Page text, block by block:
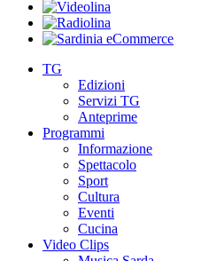
TG
Edizioni
Servizi TG
Anteprime
Programmi
Informazione
Spettacolo
Sport
Cultura
Eventi
Cucina
Video Clips